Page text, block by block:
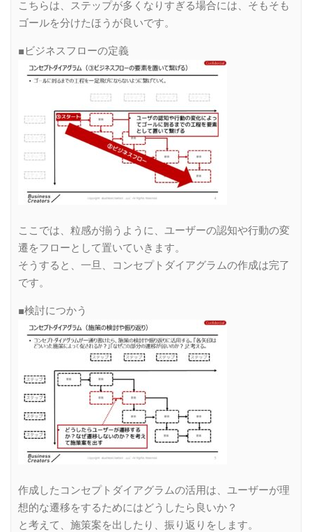
こちらは、ステップが多くなりすぎる場合には、そもそも
ゴールを分けたほうが良いです。
■ビジネスフローの定義
ここでは、粒感が揃うように、ユーザーの認知や行動の変
遷をフローとして置いていきます。
そうすると、一旦、コンセプトダイアグラムの作成は完了
です。
■検討につかう
作成したコンセプトダイアグラムの活用は、ユーザーが理
想的な遷移をするためにはどうしたら良いか？
と考えて、施策案を出したり、振り返りをします。